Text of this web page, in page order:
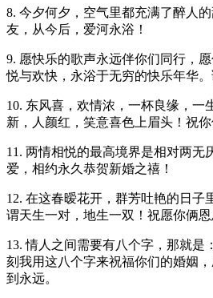
8. 今夕何夕，空气里都充满了醉人
友，从今后，爱河永浴！
9. 愿快乐的歌声永远伴你们同行，
悦与欢快，永浴于无穷的快乐年华。
10. 东风喜，欢情浓，一杯良缘，一
新，人颜红，笑意喜色上眉头！祝
11. 两情相悦的最高境界是相对两无
爱，相约永久恭贺新婚之禧！
12. 在这春暧花开，群芳吐艳的日子
谓天生一对，地生一双！祝愿你俩恩
13. 情人之间需要有八个字，那就是
刻我用这八个字来祝福你们的婚姻
到永远。